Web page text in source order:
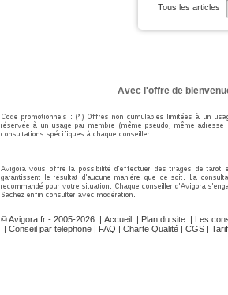
Tous les articles
Avec l'offre de
© Avigora.fr - 2005-2026 | Accueil| Plan du site| Les
| Conseil par telephone| FAQ | Charte Qualité| CGS|